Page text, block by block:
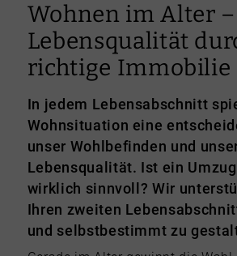
Wohnen im Alter –
Lebensqualität
richtige Immobilie
In jedem Lebensabschnitt
Wohnsituation eine
unser Wohlbefinden und
Lebensqualität. Ist ein
wirklich sinnvoll? Wir
Ihren zweiten
und selbstbestimmt zu